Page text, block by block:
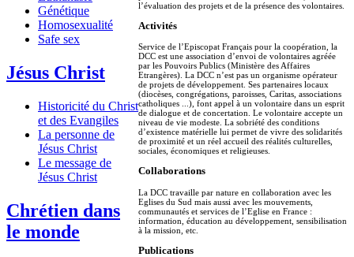
Génétique
Homosexualité
Safe sex
Jésus Christ
Historicité du Christ
et des Evangiles
La personne de
Jésus Christ
Le message de
Jésus Christ
Chrétien dans
le monde
l’évaluation des projets et de la présence des volontaires.
Activités
Service de l’Episcopat Français pour la coopération, la
DCC est une association d’envoi de volontaires agréée
par les Pouvoirs Publics (Ministère des Affaires
Etrangères). La DCC n’est pas un organisme opérateur
de projets de développement. Ses partenaires locaux
(diocèses, congrégations, paroisses, Caritas, associations
catholiques ...), font appel à un volontaire dans un esprit
de dialogue et de concertation. Le volontaire accepte un
niveau de vie modeste. La sobriété des conditions
d’existence matérielle lui permet de vivre des solidarités
de proximité et un réel accueil des réalités culturelles,
sociales, économiques et religieuses.
Collaborations
La DCC travaille par nature en collaboration avec les
Eglises du Sud mais aussi avec les mouvements,
communautés et services de l’Eglise en France :
information, éducation au développement, sensibilisation
à la mission, etc.
Publications